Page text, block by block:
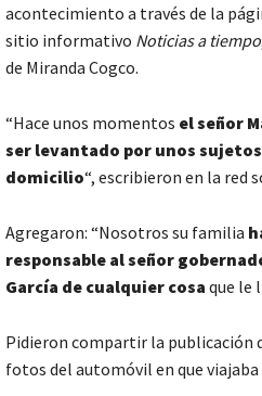
acontecimiento a través de la
sitio informativo Noticias a tiempo
de Miranda Cogco.
“Hace unos momentos el señor
ser levantado por unos
domicilio“, escribieron en la red
Agregaron: “Nosotros su familia
responsable al señor
García de cualquier cosa que le
Pidieron compartir la publicación
fotos del automóvil en que viajaba